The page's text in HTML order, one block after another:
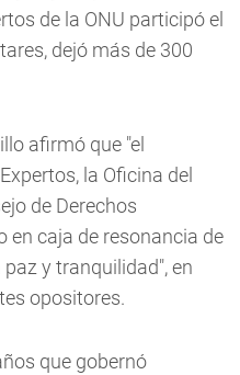
de la ONU participó el
dejó más de 300
afirmó que "el
la Oficina del
de Derechos
en caja de resonancia de
y tranquilidad", en
opositores.
que gobernó